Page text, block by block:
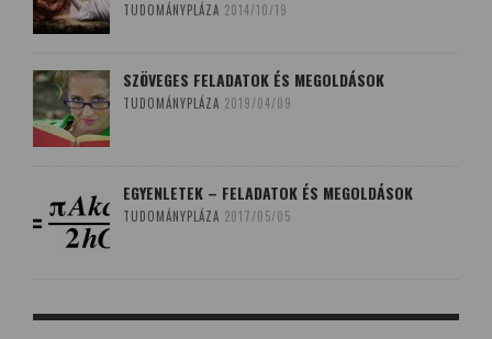
TUDOMÁNYPLÁZA 2014/10/19
SZÖVEGES FELADATOK ÉS MEGOLDÁSOK
TUDOMÁNYPLÁZA 2019/04/09
EGYENLETEK – FELADATOK ÉS MEGOLDÁSOK
TUDOMÁNYPLÁZA 2017/05/05